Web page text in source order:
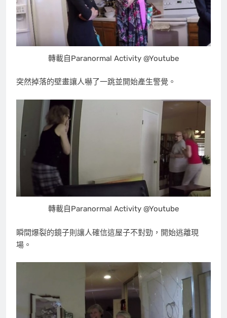
轉載自Paranormal Activity @Youtube
突然掉落的壁畫讓人嚇了一跳並開始產生警覺。
轉載自Paranormal Activity @Youtube
瞬間爆裂的鏡子則讓人確信這屋子不對勁，開始逃離現
場。